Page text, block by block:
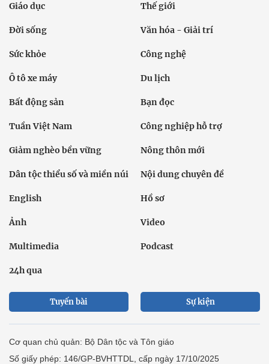
Giáo dục Thế giới
Đời sống Văn hóa - Giải trí
Sức khỏe Công nghệ
Ô tô xe máy Du lịch
Bất động sản Bạn đọc
Tuần Việt Nam Công nghiệp hỗ trợ
Giảm nghèo bền vững Nông thôn mới
Dân tộc thiểu số và miền núi Nội dung chuyên đề
English Hồ sơ
Ảnh Video
Multimedia Podcast
24h qua
Tuyến bài Sự kiện
Cơ quan chủ quản: Bộ Dân tộc và Tôn giáo
Số giấy phép: 146/GP-BVHTTDL, cấp ngày 17/10/2025